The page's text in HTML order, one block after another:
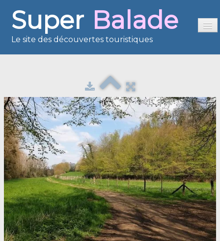
Super Balade
Le site des découvertes touristiques
Présentation
Reportages
France en images
Europe en images
Les îles en images
Voisins du Net